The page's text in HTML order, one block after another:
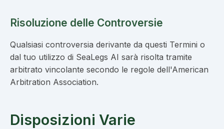
Risoluzione delle Controversie
Qualsiasi controversia derivante da questi Termini o
dal tuo utilizzo di SeaLegs AI sarà risolta tramite
arbitrato vincolante secondo le regole dell'American
Arbitration Association.
Disposizioni Varie